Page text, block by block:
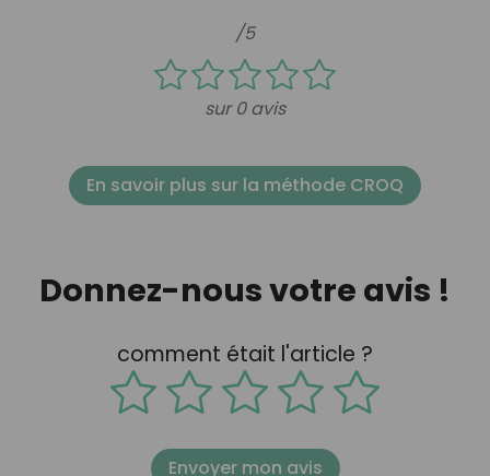
/5
sur 0 avis
En savoir plus sur la méthode CROQ
Donnez-nous votre avis !
comment était l'article ?
Envoyer mon avis